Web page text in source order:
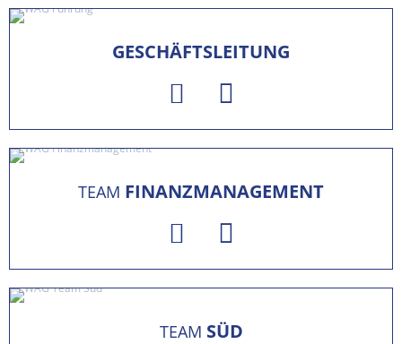
GESCHÄFTSLEITUNG
TEAM FINANZMANAGEMENT
TEAM SÜD
GEBEN SIE IHREN SUCHBEGRIFF EIN: